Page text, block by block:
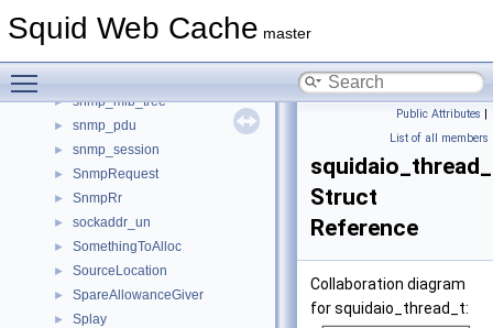
Squid Web Cache master
SipcIo
► snmp_mib_tree
► snmp_pdu
► snmp_session
► SnmpRequest
► SnmpRr
► sockaddr_un
► SomethingToAlloc
► SourceLocation
► SpareAllowanceGiver
► Splay
Public Attributes |
List of all members
Struct
Reference
Collaboration diagram
for squidaio_thread_t: